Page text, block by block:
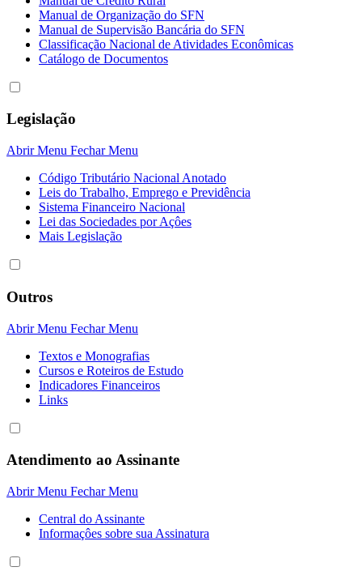
Manual de Organização do SFN
Manual de Supervisão Bancária do SFN
Classificação Nacional de Atividades Econômicas
Catálogo de Documentos
Legislação
Abrir Menu Fechar Menu
Código Tributário Nacional Anotado
Leis do Trabalho, Emprego e Previdência
Sistema Financeiro Nacional
Lei das Sociedades por Açôes
Mais Legislação
Outros
Abrir Menu Fechar Menu
Textos e Monografias
Cursos e Roteiros de Estudo
Indicadores Financeiros
Links
Atendimento ao Assinante
Abrir Menu Fechar Menu
Central do Assinante
Informaçôes sobre sua Assinatura